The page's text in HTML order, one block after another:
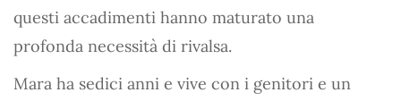
questi accadimenti hanno maturato una
profonda necessità di rivalsa.
Mara ha sedici anni e vive con i genitori e un